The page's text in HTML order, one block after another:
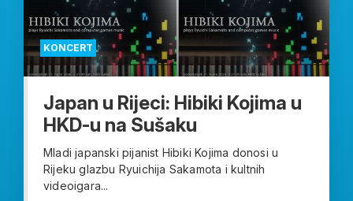
KONCERT
Japan u Rijeci: Hibiki Kojima u
HKD-u na Sušaku
Mladi japanski pijanist Hibiki Kojima donosi u
Rijeku glazbu Ryuichija Sakamota i kultnih
videoigara...